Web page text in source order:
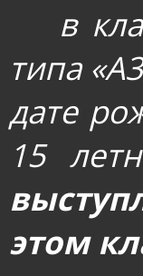
в
типа
дате
15
этом